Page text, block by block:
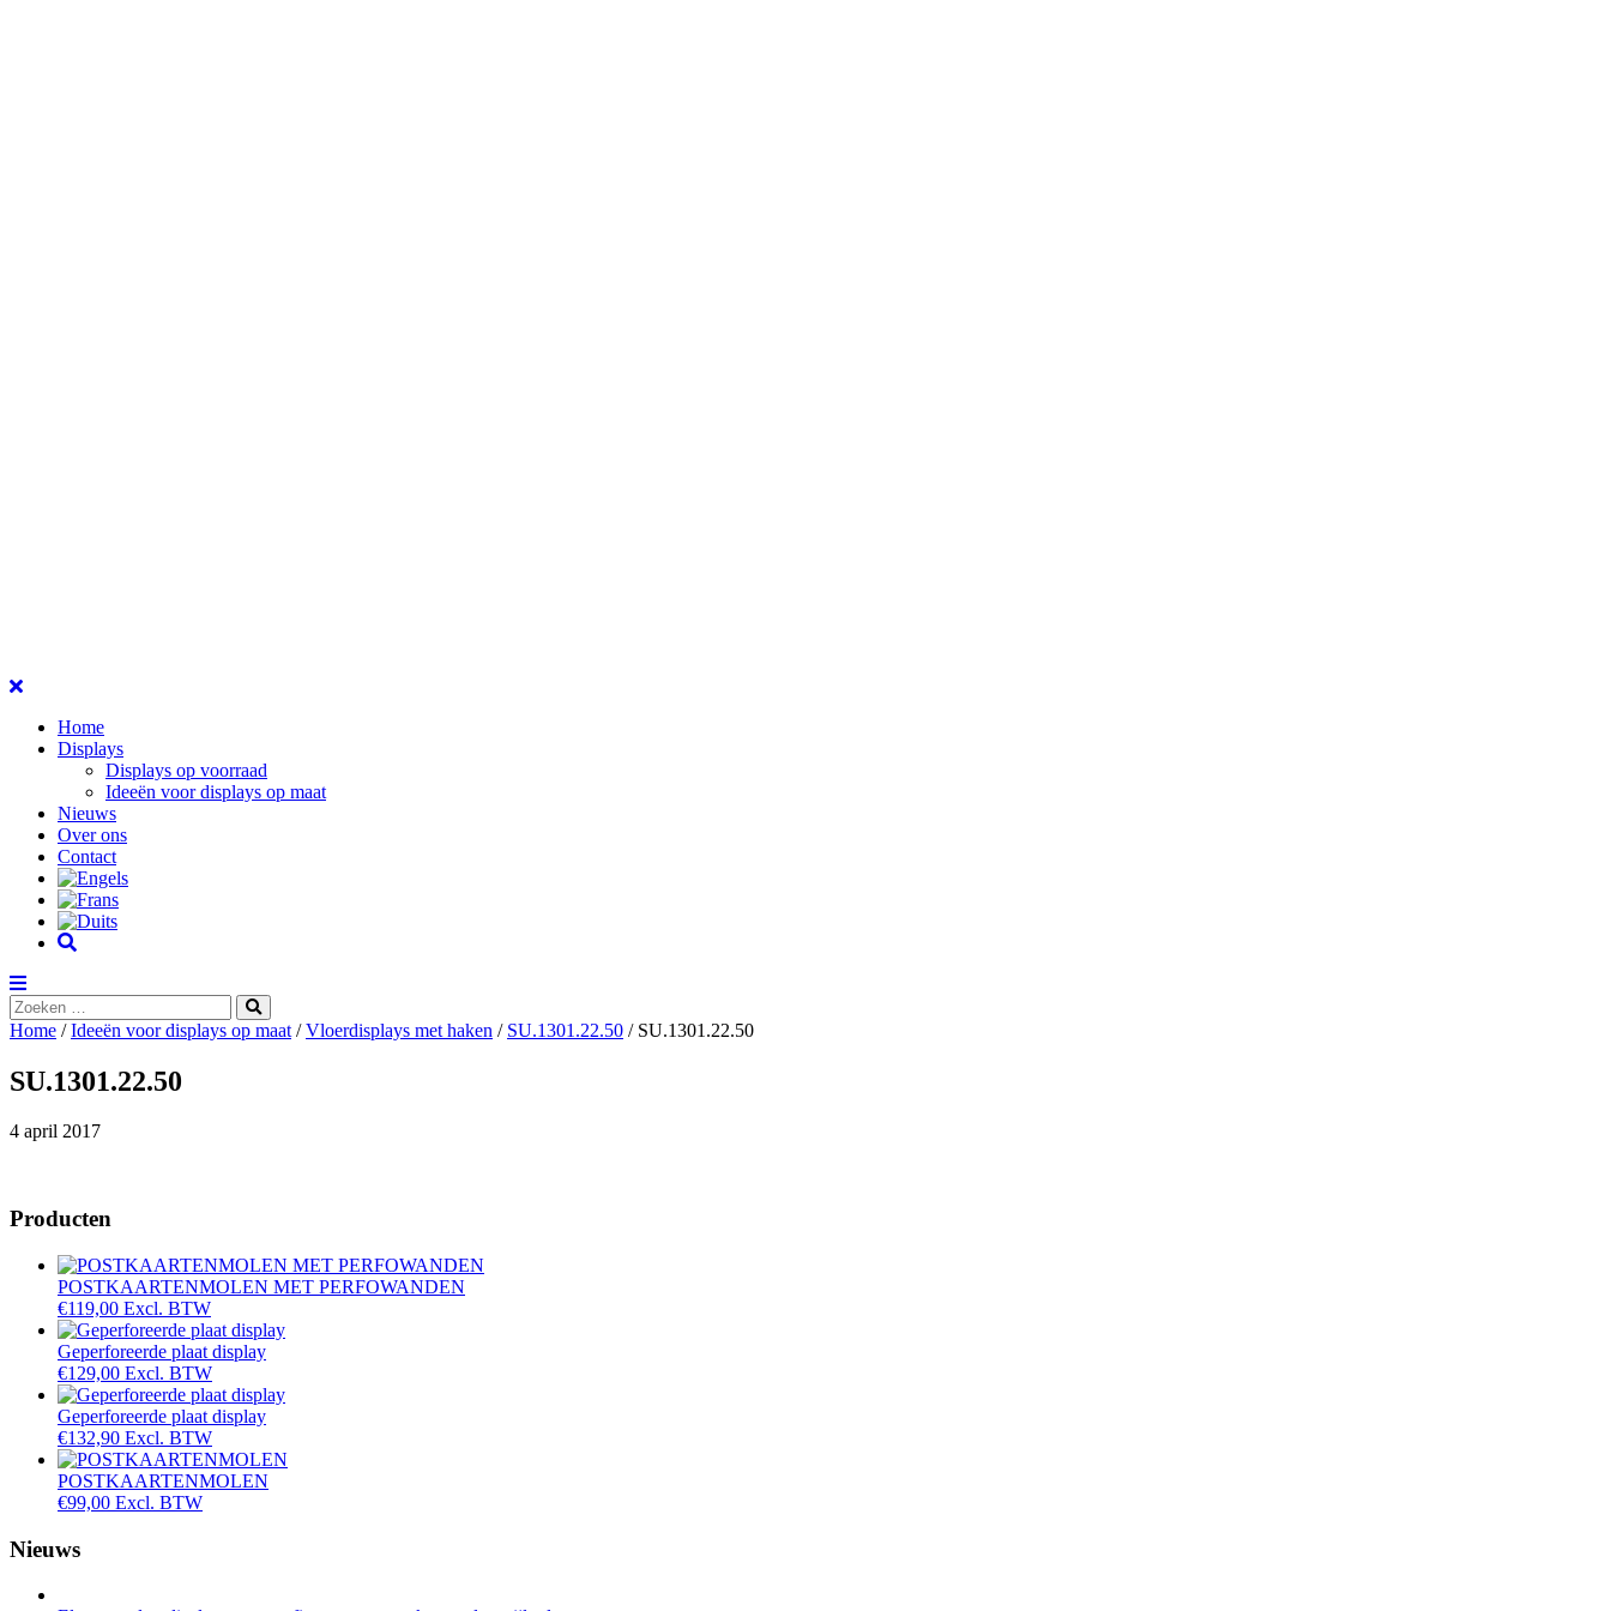
Home
Displays
Displays op voorraad
Ideeën voor displays op maat
Nieuws
Over ons
Contact
Zoeken
…
Home /Ideeën voor displays op maat /Vloerdisplays met haken / SU.1301.22.50 / SU.1301.22.50
SU.1301.22.50
4 april 2017
Producten
POSTKAARTENMOLEN MET PERFOWANDEN
€119,00 Excl. BTW
Geperforeerde plaat display
€129,00 Excl. BTW
Geperforeerde plaat display
€132,90 Excl. BTW
POSTKAARTENMOLEN
€99,00 Excl. BTW
Nieuws